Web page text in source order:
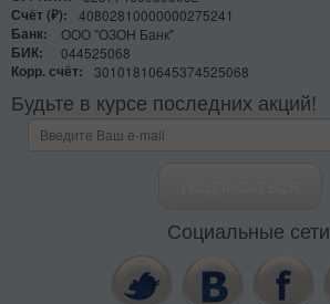
Счёт (₽):
40802810000000275241
Банк:
ООО "ОЗОН Банк"
БИК:
044525068
Корр. счёт:
30101810645374525068
Будьте в курсе последних акций!
Социальные сети